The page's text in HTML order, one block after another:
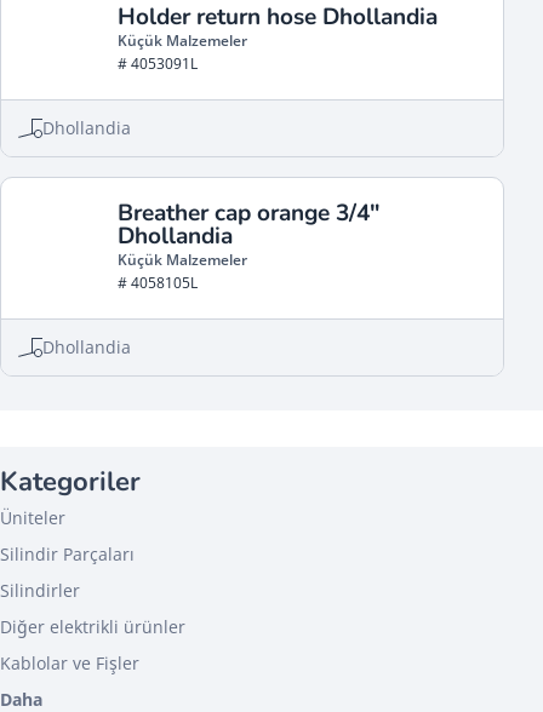
Holder return hose Dhollandia
Küçük Malzemeler
# 4053091L
Dhollandia
Breather cap orange 3/4″
Dhollandia
Küçük Malzemeler
# 4058105L
Dhollandia
Kategoriler
Üniteler
Silindir Parçaları
Silindirler
Diğer elektrikli ürünler
Kablolar ve Fişler
Daha